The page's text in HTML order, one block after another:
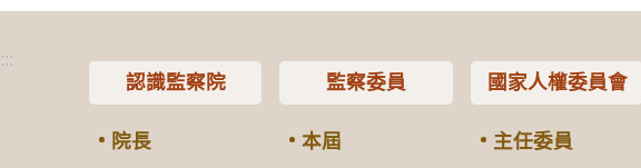
:::
認識監察院
院長
監察委員
本屆
國家人權委員會
主任委員